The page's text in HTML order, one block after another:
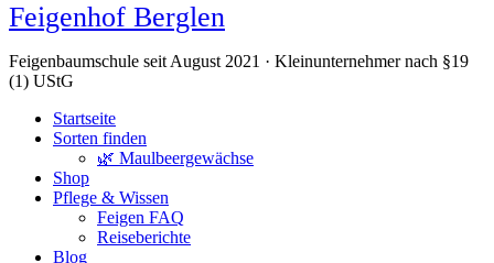
Feigenhof Berglen
Feigenbaumschule seit August 2021 · Kleinunternehmer nach §19
(1) UStG
Startseite
Sorten finden
🌿 Maulbeergewächse
Shop
Pflege & Wissen
Feigen FAQ
Reiseberichte
Blog